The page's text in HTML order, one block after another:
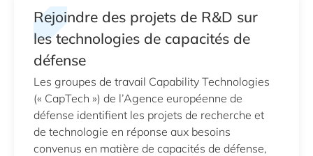
Rejoindre des projets de R&D sur
les technologies de capacités de
défense
Les groupes de travail Capability Technologies
(« CapTech ») de l’Agence européenne de
défense identifient les projets de recherche et
de technologie en réponse aux besoins
convenus en matière de capacités de défense,